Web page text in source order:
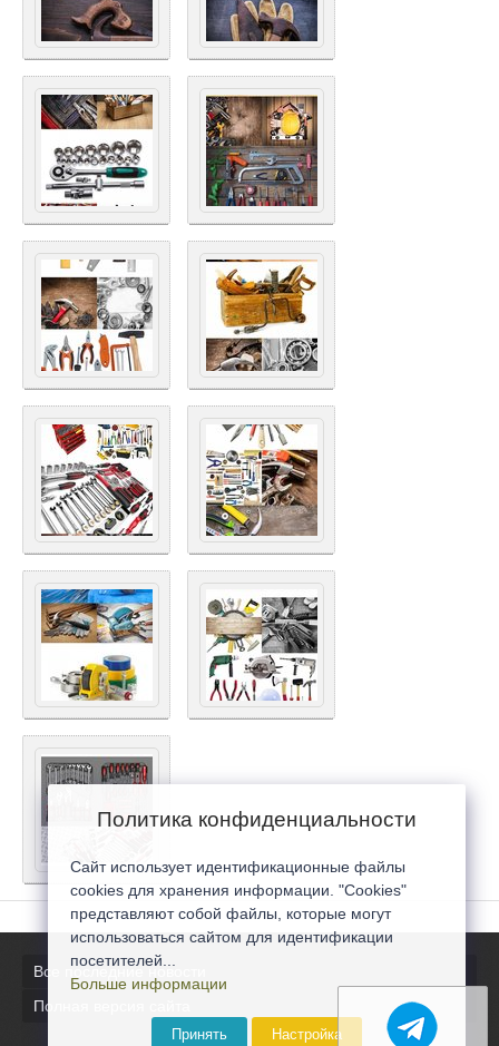
Все последние новости
Полная версия сайта
Политика конфиденциальности
Сайт использует идентификационные файлы
cookies для хранения информации. "Cookies"
представляют собой файлы, которые могут
использоваться сайтом для идентификации
посетителей...
Больше информации
Принять Настройка